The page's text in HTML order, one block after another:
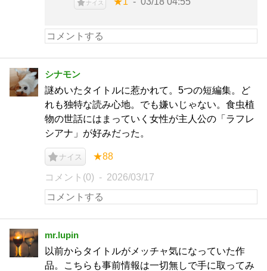
ナイス
シナモン
謎めいたタイトルに惹かれて。5つの短編集。ど
れも独特な読み心地。でも嫌いじゃない。食虫植
物の世話にはまっていく女性が主人公の「ラフレ
シアナ」が好みだった。
ナイス ★88
コメント(0) 2026/03/17
mr.lupin
以前からタイトルがメッチャ気になっていた作
品。こちらも事前情報は一切無しで手に取ってみ